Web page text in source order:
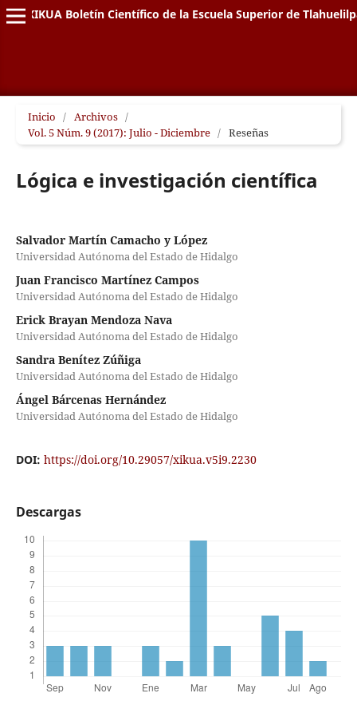
XIKUA Boletín Científico de la Escuela Superior de
Inicio / Archivos /
Vol. 5 Núm. 9 (2017): Julio - Diciembre / Reseñas
Lógica e investigación científica
Salvador Martín Camacho y López
Universidad Autónoma del Estado de Hidalgo
Juan Francisco Martínez Campos
Universidad Autónoma del Estado de Hidalgo
Erick Brayan Mendoza Nava
Universidad Autónoma del Estado de Hidalgo
Sandra Benítez Zúñiga
Universidad Autónoma del Estado de Hidalgo
Ángel Bárcenas Hernández
Universidad Autónoma del Estado de Hidalgo
DOI: https://doi.org/10.29057/xikua.v5i9.2230
Descargas